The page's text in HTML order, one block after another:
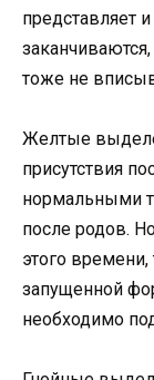
представляет
тоже не
Желтые
присутствия
нормальными
после родов.
этого
запущенной
необходимо